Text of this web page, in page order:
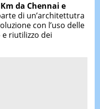
da Chennai e
di un’architettutra
con l’uso delle
e riutilizzo dei